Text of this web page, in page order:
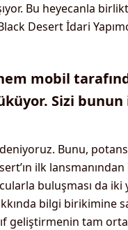
Bu heyecanla
Desert İdari
mobil
Sizi
Bunu,
ilk lansmanından
buluşması da
bilgi birikimine
geliştirmenin tam